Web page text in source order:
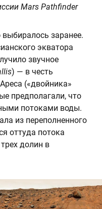
Mars Pathfinder
заранее.
экватора
звучное
) — в честь
(«двойника»
предполагали, что
потоками воды.
из переполненного
оттуда потока
долин в